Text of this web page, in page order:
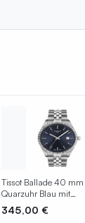
Tissot Ballade 40 mm
Quarzuhr Blau mit
Edelstahlarmband –
T156.410.11.041.00
345,00 €